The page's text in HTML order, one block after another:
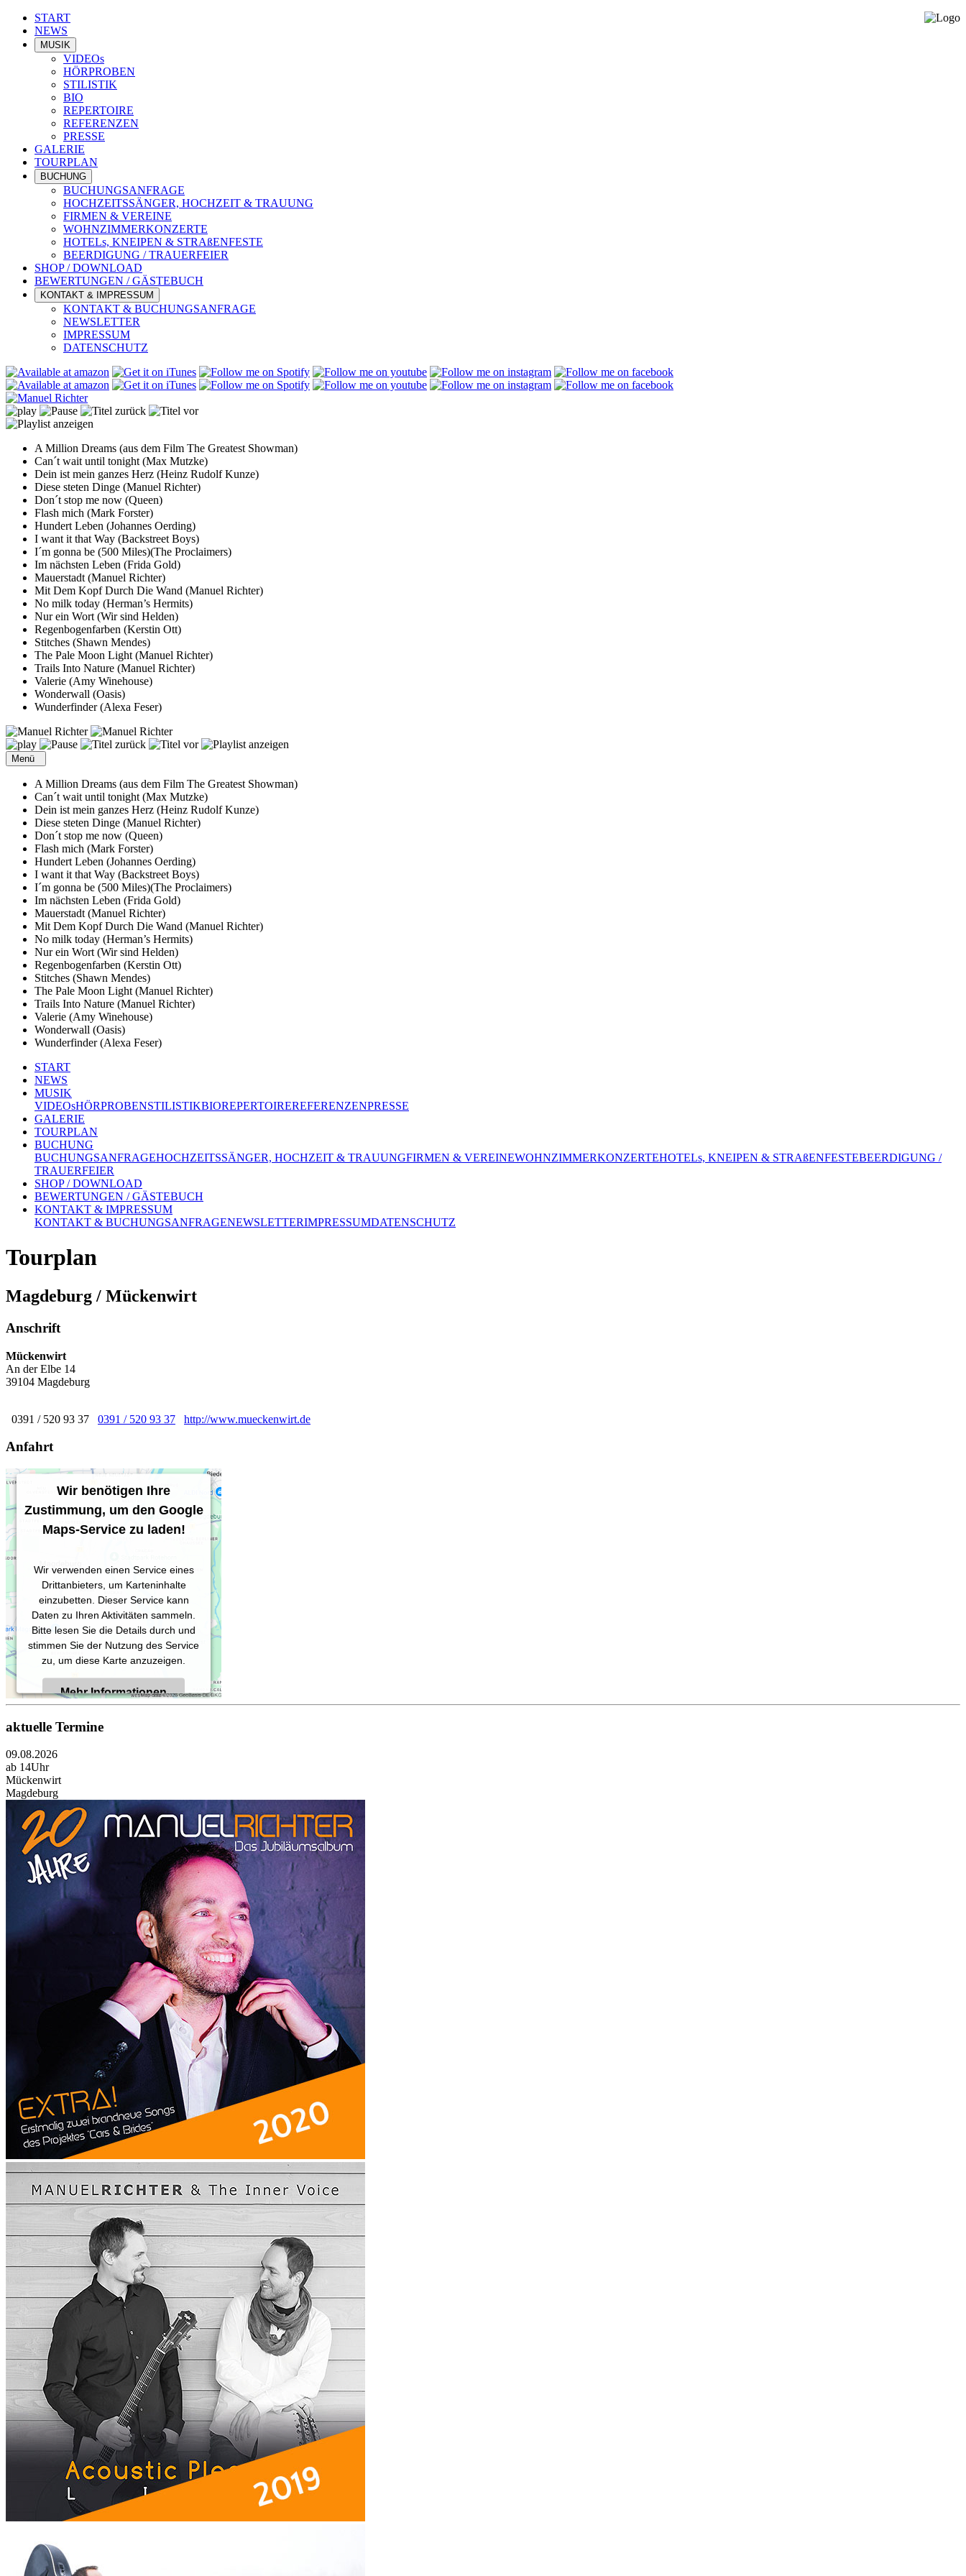
START
NEWS
MUSIK
VIDEOs
HÖRPROBEN
STILISTIK
BIO
REPERTOIRE
REFERENZEN
PRESSE
GALERIE
TOURPLAN
BUCHUNG
BUCHUNGSANFRAGE
HOCHZEITSSÄNGER, HOCHZEIT & TRAUUNG
FIRMEN & VEREINE
WOHNZIMMERKONZERTE
HOTELs, KNEIPEN & STRAßENFESTE
BEERDIGUNG / TRAUERFEIER
SHOP / DOWNLOAD
BEWERTUNGEN / GÄSTEBUCH
KONTAKT & IMPRESSUM
KONTAKT & BUCHUNGSANFRAGE
NEWSLETTER
IMPRESSUM
DATENSCHUTZ
A Million Dreams (aus dem Film The Greatest Showman)
Can´t wait until tonight (Max Mutzke)
Dein ist mein ganzes Herz (Heinz Rudolf Kunze)
Diese steten Dinge (Manuel Richter)
Don´t stop me now (Queen)
Flash mich (Mark Forster)
Hundert Leben (Johannes Oerding)
I want it that Way (Backstreet Boys)
I´m gonna be (500 Miles)(The Proclaimers)
Im nächsten Leben (Frida Gold)
Mauerstadt (Manuel Richter)
Mit Dem Kopf Durch Die Wand (Manuel Richter)
No milk today (Herman’s Hermits)
Nur ein Wort (Wir sind Helden)
Regenbogenfarben (Kerstin Ott)
Stitches (Shawn Mendes)
The Pale Moon Light (Manuel Richter)
Trails Into Nature (Manuel Richter)
Valerie (Amy Winehouse)
Wonderwall (Oasis)
Wunderfinder (Alexa Feser)
Menü
A Million Dreams (aus dem Film The Greatest Showman)
Can´t wait until tonight (Max Mutzke)
Dein ist mein ganzes Herz (Heinz Rudolf Kunze)
Diese steten Dinge (Manuel Richter)
Don´t stop me now (Queen)
Flash mich (Mark Forster)
Hundert Leben (Johannes Oerding)
I want it that Way (Backstreet Boys)
I´m gonna be (500 Miles)(The Proclaimers)
Im nächsten Leben (Frida Gold)
Mauerstadt (Manuel Richter)
Mit Dem Kopf Durch Die Wand (Manuel Richter)
No milk today (Herman’s Hermits)
Nur ein Wort (Wir sind Helden)
Regenbogenfarben (Kerstin Ott)
Stitches (Shawn Mendes)
The Pale Moon Light (Manuel Richter)
Trails Into Nature (Manuel Richter)
Valerie (Amy Winehouse)
Wonderwall (Oasis)
Wunderfinder (Alexa Feser)
START
NEWS
MUSIK
VIDEOsHÖRPROBENSTILISTIKBIOREPERTOIREREFERENZENPRESSE
GALERIE
TOURPLAN
BUCHUNG
BUCHUNGSANFRAGEHOCHZEITSSÄNGER, HOCHZEIT & TRAUUNGFIRMEN & VEREINEWOHNZIMMERKONZERTEHOTELs, KNEIPEN & STRAßENFESTEBEERDIGUNG /
TRAUERFEIER
SHOP / DOWNLOAD
BEWERTUNGEN / GÄSTEBUCH
KONTAKT & IMPRESSUM
KONTAKT & BUCHUNGSANFRAGENEWSLETTERIMPRESSUMDATENSCHUTZ
Tourplan
Magdeburg / Mückenwirt
Anschrift
Mückenwirt
An der Elbe 14
39104 Magdeburg
0391 / 520 93 37 0391 / 520 93 37 http://www.mueckenwirt.de
Anfahrt
Wir benötigen Ihre
Zustimmung, um den Google
Maps-Service zu laden!
Wir verwenden einen Service eines
Drittanbieters, um Karteninhalte
einzubetten. Dieser Service kann
Daten zu Ihren Aktivitäten sammeln.
Bitte lesen Sie die Details durch und
stimmen Sie der Nutzung des Service
zu, um diese Karte anzuzeigen.
Mehr Informationen
Akzeptieren
Powered by
aktuelle Termine
09.08.2026
ab 14Uhr
Mückenwirt
Magdeburg